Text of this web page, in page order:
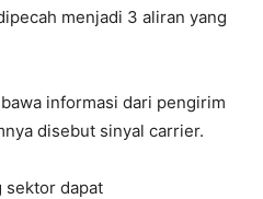
menjadi 3 aliran yang
informasi dari pengirim
disebut sinyal carrier.
sektor dapat